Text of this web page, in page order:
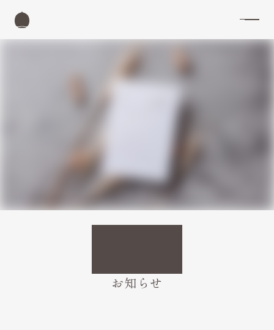
お知らせ